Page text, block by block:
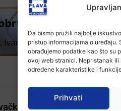
Da bismo pružili najbolje
pristup informacijama o uređaju.
obrađujemo podatke kao što su
ovoj web stranici. Nepristanak
određene karakteristike i
Prihvati